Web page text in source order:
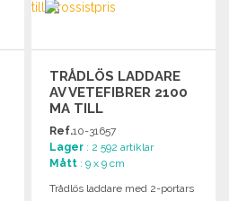
TRÅDLÖS LADDARE
AV VETEFIBRER 2100
MA TILL
GROSSISTPRIS
Ref.10-31657
Lager : 2 592 artiklar
Mått : 9 x 9 cm
Trådlös laddare med 2-portars